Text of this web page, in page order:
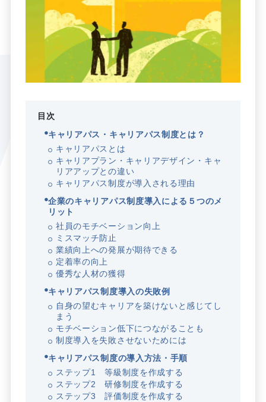
目次
キャリアパス・キャリアパス制度とは？
キャリアパスとは
キャリアプラン・キャリアデザイン・キャ
リアアップとの違い
キャリアパス制度が導入される理由
企業のキャリアパス制度導入による５つのメ
リット
社員のモチベーション向上
ミスマッチ防止
業績向上への発展が期待できる
定着率の向上
優秀な人材の獲得
キャリアパス制度導入の失敗例
自身の望むキャリアを築けないと感じてし
まう
モチベーション低下につながることも
制度導入を失敗させないためには
キャリアパス制度の導入方法・手順
ステップ1 等級制度を作成する
ステップ2 研修制度を作成する
ステップ3 評価制度を作成する